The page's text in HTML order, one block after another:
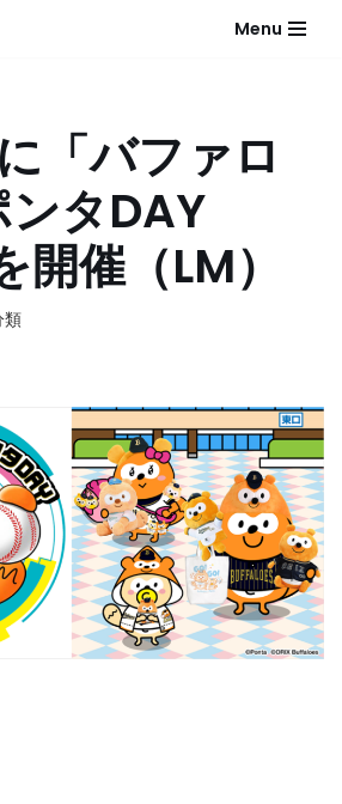
Menu
「バファロ
タDAY
催（LM）
類